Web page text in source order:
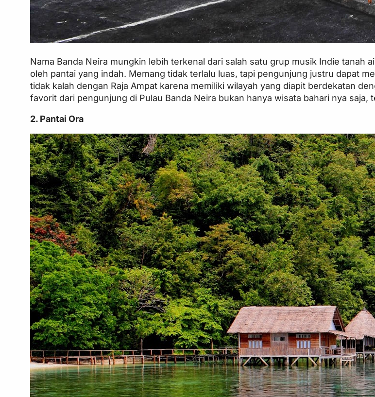
Nama Banda Neira mungkin lebih terkenal dari salah satu grup musik Indie tanah
oleh pantai yang indah. Memang tidak terlalu luas, tapi pengunjung justru dapat
tidak kalah dengan Raja Ampat karena memiliki wilayah yang diapit berdekatan
favorit dari pengunjung di Pulau Banda Neira bukan hanya wisata bahari nya saja,
2. Pantai Ora